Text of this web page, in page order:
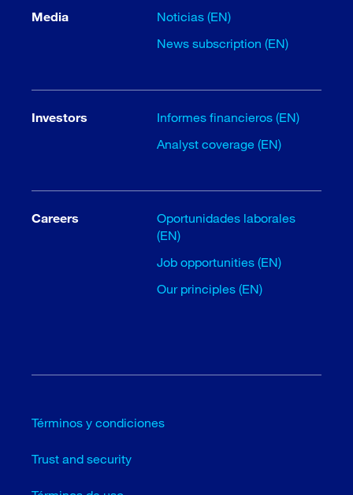
Media
Noticias (EN)
News subscription (EN)
Investors
Informes financieros (EN)
Analyst coverage (EN)
Careers
Oportunidades laborales
(EN)
Job opportunities (EN)
Our principles (EN)
Términos y condiciones
Trust and security